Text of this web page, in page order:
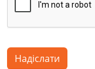
Надіслати